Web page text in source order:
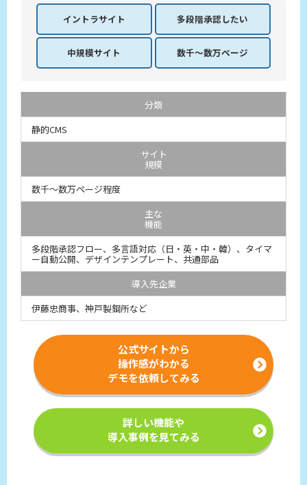
イントラサイト 多段階承認したい
中規模サイト 数千～数万ページ
分類
静的CMS
サイト
規模
数千～数万ページ程度
主な
機能
多段階承認フロー、多言語対応（日・英・中・韓）、タイマ
ー自動公開、デザインテンプレート、共通部品
導入先企業
伊藤忠商事、神戸製鋼所など
公式サイトから
操作感がわかる
デモを依頼してみる
詳しい機能や
導入事例を見てみる